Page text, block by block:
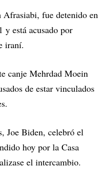
fue detenido en
y está acusado por
iraní.
canje Mehrdad Moein
de estar vinculados
Joe Biden, celebró el
hoy por la Casa
el intercambio.